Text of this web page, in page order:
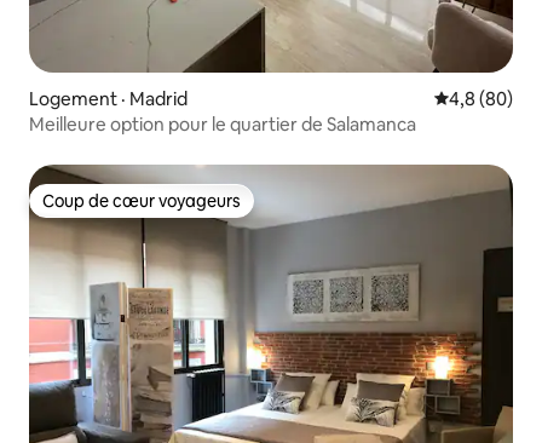
Logement · Madrid Note
4,8 (80)
Meilleure option pour le quartier de Salamanca
Coup de cœur voyageurs
Coup de cœur voyageurs